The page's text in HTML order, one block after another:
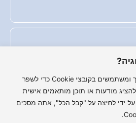
אנו מעריכים את פרטיותך ומשתמשים בקובצי Cookie כדי לשפר
מודעות או תוכן מותאמים אישית
ידי לחיצה על "קבל הכל", אתה מסכים
לנו!